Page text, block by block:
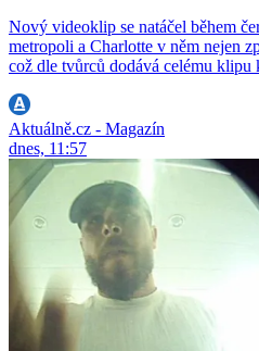
Nový videoklip se natáčel během
metropoli a Charlotte v něm nejen
což dle tvůrců dodává celému klipu
Aktuálně.cz - Magazín
dnes, 11:57